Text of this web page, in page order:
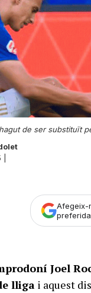
de ser substituït
Afegeix-
Joel
lliga i aquest